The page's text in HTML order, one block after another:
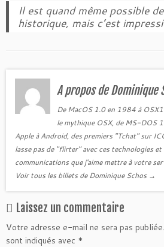
Il est quand même possible
historique, mais c’est
A propos de Dominique
De MacOS 1.0 en 1984 à
le mythique OSX, de MS-DOS
Apple à Android, des premiers "Tchat" sur
lasse pas de "flirter" avec ces technologies et
communications que j'aime mettre à votre
Voir tous les billets de Dominique Schos →
Laissez un commentaire
Votre adresse e-mail ne sera pas publiée.
sont indiqués avec *